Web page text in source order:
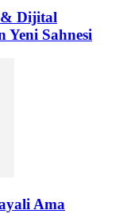
& Dijital
Sahnesi
Ama